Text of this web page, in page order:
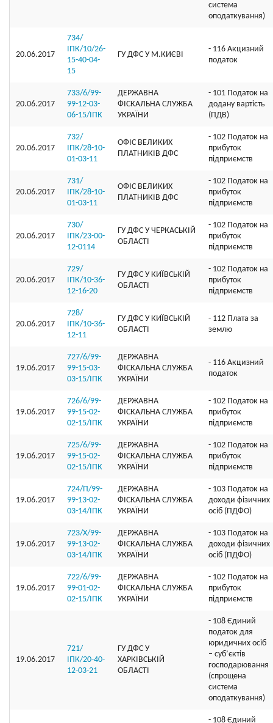
система
оподаткування)
20.06.2017
734/
ІПК/10/26-
15-40-04-
15
ГУ ДФС У М.КИЄВI
- 116 Акцизний
податок
20.06.2017
733/6/99-
99-12-03-
06-15/ІПК
ДЕРЖАВНА
ФІСКАЛЬНА СЛУЖБА
УКРАЇНИ
- 101 Податок на
додану вартість
(ПДВ)
20.06.2017
732/
ІПК/28-10-
01-03-11
ОФIС ВЕЛИКИХ
ПЛАТНИКIВ ДФС
- 102 Податок на
прибуток
підприємств
20.06.2017
731/
ІПК/28-10-
01-03-11
ОФIС ВЕЛИКИХ
ПЛАТНИКIВ ДФС
- 102 Податок на
прибуток
підприємств
20.06.2017
730/
ІПК/23-00-
12-0114
ГУ ДФС У ЧЕРКАСЬКIЙ
ОБЛАСТI
- 102 Податок на
прибуток
підприємств
20.06.2017
729/
ІПК/10-36-
12-16-20
ГУ ДФС У КИЇВСЬКIЙ
ОБЛАСТI
- 102 Податок на
прибуток
підприємств
20.06.2017
728/
ІПК/10-36-
12-11
ГУ ДФС У КИЇВСЬКIЙ
ОБЛАСТI
- 112 Плата за
землю
19.06.2017
727/6/99-
99-15-03-
03-15/ІПК
ДЕРЖАВНА
ФІСКАЛЬНА СЛУЖБА
УКРАЇНИ
- 116 Акцизний
податок
19.06.2017
726/6/99-
99-15-02-
02-15/ІПК
ДЕРЖАВНА
ФІСКАЛЬНА СЛУЖБА
УКРАЇНИ
- 102 Податок на
прибуток
підприємств
19.06.2017
725/6/99-
99-15-02-
02-15/ІПК
ДЕРЖАВНА
ФІСКАЛЬНА СЛУЖБА
УКРАЇНИ
- 102 Податок на
прибуток
підприємств
19.06.2017
724/П/99-
99-13-02-
03-14/ІПК
ДЕРЖАВНА
ФІСКАЛЬНА СЛУЖБА
УКРАЇНИ
- 103 Податок на
доходи фізичних
осіб (ПДФО)
19.06.2017
723/Х/99-
99-13-02-
03-14/ІПК
ДЕРЖАВНА
ФІСКАЛЬНА СЛУЖБА
УКРАЇНИ
- 103 Податок на
доходи фізичних
осіб (ПДФО)
19.06.2017
722/6/99-
99-01-02-
02-15/ІПК
ДЕРЖАВНА
ФІСКАЛЬНА СЛУЖБА
УКРАЇНИ
- 102 Податок на
прибуток
підприємств
19.06.2017
721/
ІПК/20-40-
12-03-21
ГУ ДФС У
ХАРКIВСЬКIЙ
ОБЛАСТI
- 108 Єдиний
податок для
юридичних осіб
– суб’єктів
господарювання
(спрощена
система
оподаткування)
- 108 Єдиний